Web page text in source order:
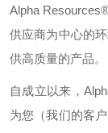
Alpha
供应商为中心的
供高质量的产品。
自成立以来，
为您（我们的客